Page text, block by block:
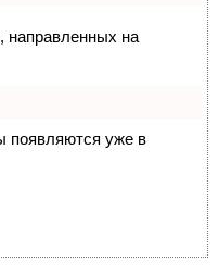
направленных на
появляются уже в